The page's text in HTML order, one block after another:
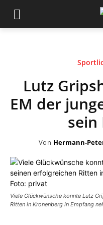
Lutz
EM der
sein
Von Hermann-
Viele Glückwünsche konnte Lutz
Ritten in Kronenberg in Empfang